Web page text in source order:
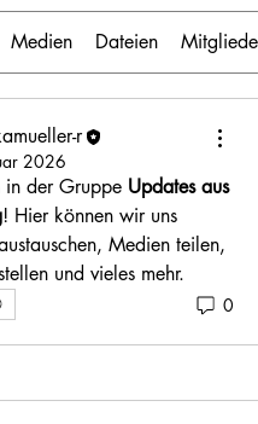
Medien Dateien Mitglieder
r
r
2026
der Gruppe Updates aus
! Hier können wir uns
Medien teilen,
und vieles mehr.
0